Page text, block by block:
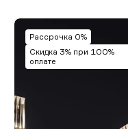
Рассрочка 0%
Скидка 3% при 100%
оплате